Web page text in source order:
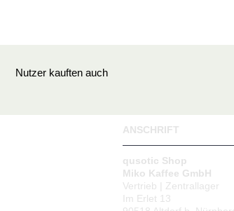
Nutzer kauften auch
ANSCHRIFT
qusotic Shop
Miko Kaffee GmbH
Vertrieb | Zentrallager
Im Erlet 13